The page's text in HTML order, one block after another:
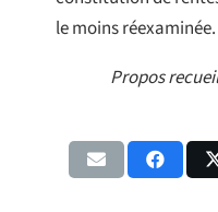
le moins réexaminée.
Propos